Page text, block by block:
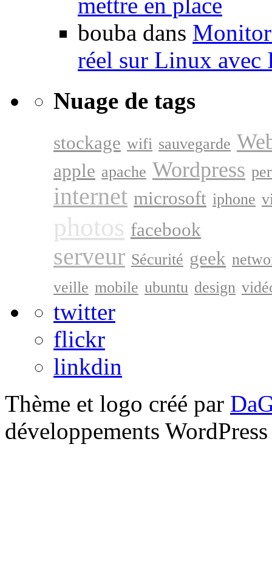
mettre en place
bouba dans
réel sur Linux avec
Nuage de tags
stockage wifi sauvegarde
apple apache Wordpress
internet microsoft iphone
photos facebook
serveur Sécurité geek
veille mobile ubuntu design
twitter
flickr
linkdin
Thème et logo créé par
développements